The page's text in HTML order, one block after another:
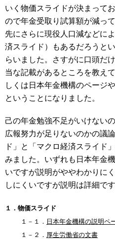
いく物価スライドが決まって
ので年金受取り試算額が減っ
先にさらに現役人口減などに
済スライド）もあるだろうと
らいました。さすがに口頭だ
当な記載があるところを教え
しくは日本年金機構のページ
ということになりました。
己の年金勉強不足がいけない
広報努力が足りないのかの議
ド」と「マクロ経済スライド
みました。いずれも日本年金
いですが説明がややわかりに
しにくいですが説明は詳細です
１．物価スライド
１－１． 日本年金機構の説明ペ
１－２． 厚生労働省の文書